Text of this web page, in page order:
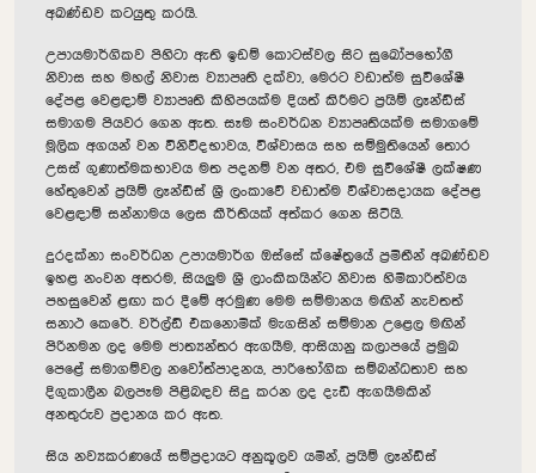
අඛණ්ඩව කටයුතු කරයි.
උපායමාර්ගිකව පිහිටා ඇති ඉඩම් කොටස්වල සිට සුඛෝපභෝගී
නිවාස සහ මහල් නිවාස ව්‍යාපෘති දක්වා, මෙරට වඩාත්ම සුවිශේෂී
දේපළ වෙළඳාම් ව්‍යාපෘති කිහිපයක්ම දියත් කිරීමට ප්‍රයිම් ලෑන්ඩ්ස්
සමාගම පියවර ගෙන ඇත. සෑම සංවර්ධන ව්‍යාපෘතියක්ම සමාගමේ
මූලික අගයන් වන විනිවිදභාවය, විශ්වාසය සහ සම්මුතියෙන් තොර
උසස් ගුණාත්මකභාවය මත පදනම් වන අතර, එම සුවිශේෂී ලක්ෂණ
හේතුවෙන් ප්‍රයිම් ලෑන්ඩ්ස් ශ්‍රී ලංකාවේ වඩාත්ම විශ්වාසදායක දේපළ
වෙළඳාම් සන්නාමය ලෙස කීර්තියක් අත්කර ගෙන සිටියි.
දුරදක්නා සංවර්ධන උපායමාර්ග ඔස්සේ ක්ෂේත්‍රයේ ප්‍රමිතීන් අඛණ්ඩව
ඉහළ නංවන අතරම, සියලුම ශ්‍රී ලාංකිකයින්ට නිවාස හිමිකාරිත්වය
පහසුවෙන් ළඟා කර දීමේ අරමුණ මෙම සම්මානය මඟින් නැවතත්
සනාථ කෙරේ. වර්ල්ඩ් එකනොමික් මැගසින් සම්මාන උළෙල මඟින්
පිරිනමන ලද මෙම ජාත්‍යන්තර ඇගයීම, ආසියානු කලාපයේ ප්‍රමුඛ
පෙළේ සමාගම්වල නවෝත්පාදනය, පාරිභෝගික සම්බන්ධතාව සහ
දිගුකාලීන බලපෑම පිළිබඳව සිදු කරන ලද දැඩි ඇගයීමකින්
අනතුරුව ප්‍රදානය කර ඇත.
සිය නව්‍යකරණයේ සම්ප්‍රදායට අනුකූලව යමින්, ප්‍රයිම් ලෑන්ඩ්ස්